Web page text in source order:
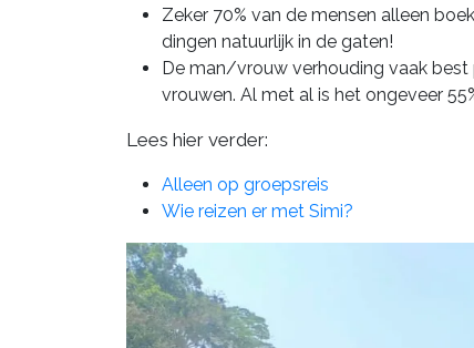
Zeker 70% van de mensen alleen
dingen natuurlijk in de gaten!
De man/vrouw verhouding vaak best
vrouwen. Al met al is het ongeveer
Lees hier verder:
Alleen op groepsreis
Wie reizen er met Simi?